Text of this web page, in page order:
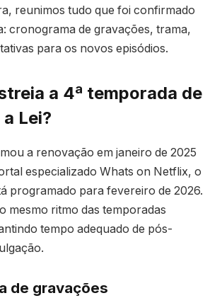
reunimos tudo que foi confirmado
cronograma de gravações, trama,
para os novos episódios.
a 4ª temporada de
Lei?
a renovação em janeiro de 2025
especializado Whats on Netflix, o
programado para fevereiro de 2026.
mesmo ritmo das temporadas
tempo adequado de pós-
de gravações